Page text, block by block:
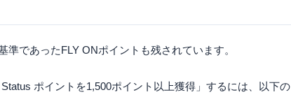
であったFLY ONポイントも残されています。
ポイントを1,500ポイント以上獲得」するには、以下の